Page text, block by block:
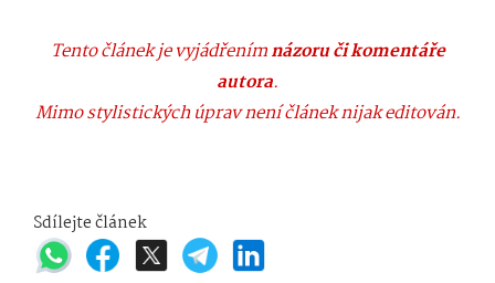
Tento článek je vyjádřenímnázoru či komentáře
autora.
Mimo stylistických úprav není článek nijak editován.
Sdílejte článek